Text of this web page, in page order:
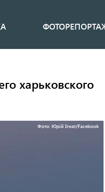
харьковского
Фото: Юрій Ігнат/Facebook